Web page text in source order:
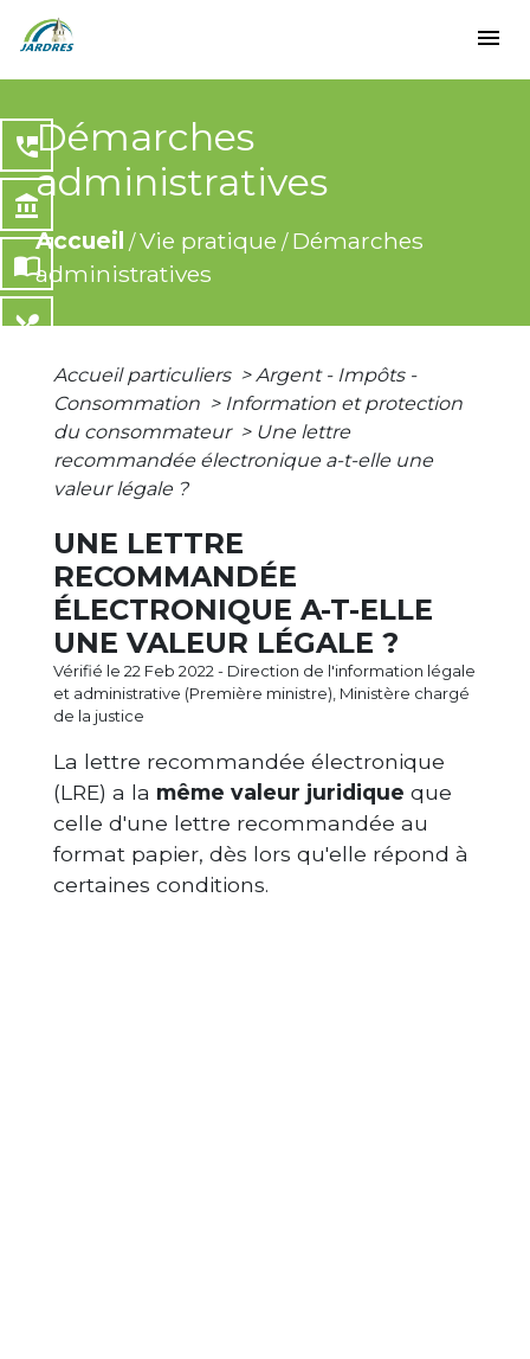
menu
Démarches
administratives
Accueil /Vie pratique / Démarches
administratives
perm_phone_msg
account_balance
import_contacts
local_dining
Accueil particuliers > Argent - Impôts -
Consommation > Information et protection
du consommateur > Une lettre
recommandée électronique a-t-elle une
valeur légale ?
UNE LETTRE
RECOMMANDÉE
ÉLECTRONIQUE A-T-ELLE
UNE VALEUR LÉGALE ?
Vérifié le 22 Feb 2022 - Direction de l'information légale
et administrative (Première ministre), Ministère chargé
de la justice
La lettre recommandée électronique
(LRE) a la même valeur juridique que
celle d'une lettre recommandée au
format papier, dès lors qu'elle répond à
certaines conditions.